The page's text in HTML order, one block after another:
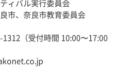
ィバル実行委員会
市、奈良市教育委員会
（受付時間 10:00〜17:00